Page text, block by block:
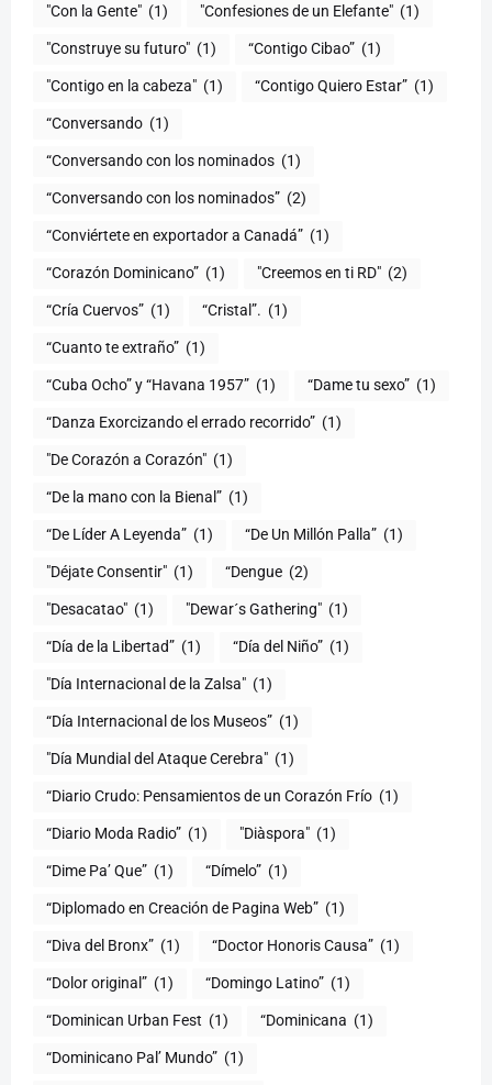
"Con la Gente" (1) "Confesiones de un Elefante" (1)
"Construye su futuro" (1) “Contigo Cibao” (1)
"Contigo en la cabeza" (1) “Contigo Quiero Estar” (1)
“Conversando (1)
“Conversando con los nominados (1)
“Conversando con los nominados” (2)
“Conviértete en exportador a Canadá” (1)
“Corazón Dominicano” (1) "Creemos en ti RD" (2)
“Cría Cuervos” (1) “Cristal”. (1)
“Cuanto te extraño” (1)
“Cuba Ocho” y “Havana 1957” (1) “Dame tu sexo” (1)
“Danza Exorcizando el errado recorrido” (1)
"De Corazón a Corazón" (1)
(1)
“De Líder A Leyenda” (1) “De Un Millón Palla” (1)
"Déjate Consentir" (1) “Dengue (2)
"Desacatao" (1) "Dewar´s Gathering" (1)
(1) “Día del Niño” (1)
"Día Internacional de la Zalsa" (1)
“Día Internacional de los Museos” (1)
"Día Mundial del Ataque Cerebra" (1)
“Diario Crudo: Pensamientos de un Corazón Frío (1)
“Diario Moda Radio” (1) (1)
“Dime Pa’ Que” (1) “Dímelo” (1)
“Diplomado en Creación de Pagina Web” (1)
“Diva del Bronx” (1) “Doctor Honoris Causa” (1)
“Dolor original” (1) “Domingo Latino” (1)
“Dominican Urban Fest (1) “Dominicana (1)
“Dominicano Pal’ Mundo” (1)